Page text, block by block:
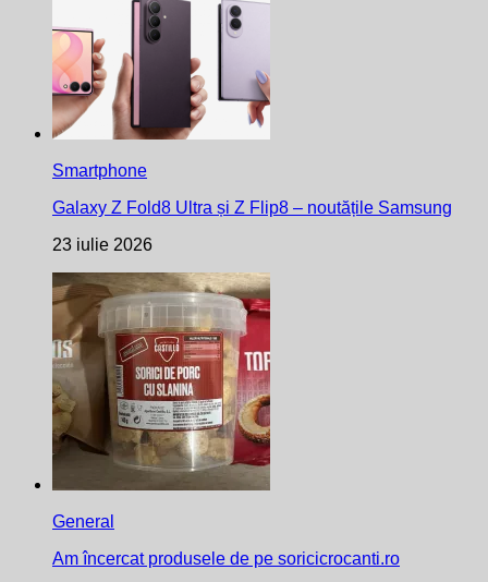
Smartphone
Galaxy Z Fold8 Ultra și Z Flip8 – noutățile Samsung
23 iulie 2026
General
Am încercat produsele de pe soricicrocanti.ro